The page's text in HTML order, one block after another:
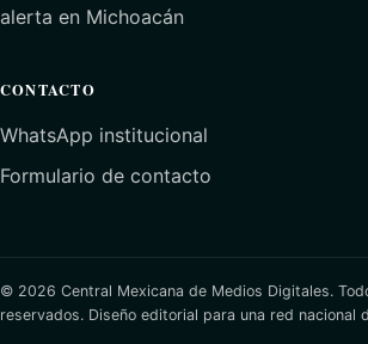
alerta en Michoacán
CONTACTO
WhatsApp institucional
Formulario de contacto
© 2026 Central Mexicana de Medios Digitales.
reservados. Diseño editorial para una red nacional